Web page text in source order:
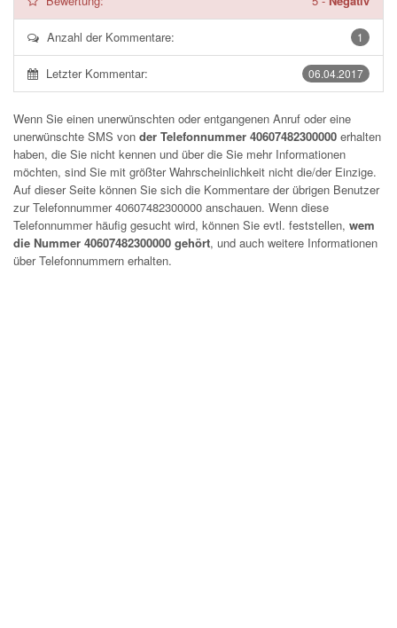
1
Anzahl der Kommentare:
06.04.2017
Letzter Kommentar:
Wenn Sie einen unerwünschten oder entgangenen Anruf oder eine
unerwünschte SMS von der Telefonnummer 40607482300000 erhalten
haben, die Sie nicht kennen und über die Sie mehr Informationen
möchten, sind Sie mit größter Wahrscheinlichkeit nicht die/der Einzige.
Auf dieser Seite können Sie sich die Kommentare der übrigen Benutzer
zur Telefonnummer40607482300000 anschauen. Wenn diese
Telefonnummer häufig gesucht wird, können Sie evtl. feststellen, wem
die Nummer 40607482300000 gehört, und auch weitere Informationen
über Telefonnummern erhalten.